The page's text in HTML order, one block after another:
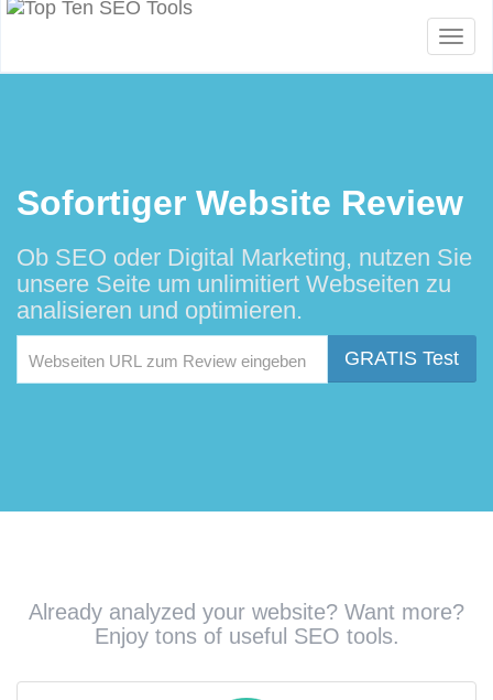
Sofortiger Website Review
Ob SEO oder Digital Marketing, nutzen Sie
unsere Seite um unlimitiert Webseiten zu
analisieren und optimieren.
GRATIS Test
Already analyzed your website? Want more?
Enjoy tons of useful SEO tools.